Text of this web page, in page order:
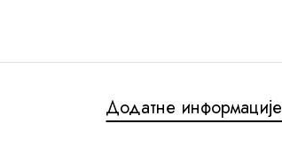
Додатне информације